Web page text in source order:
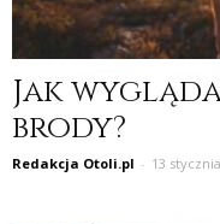
Jak
brody?
Redakcja Otoli.pl - 13